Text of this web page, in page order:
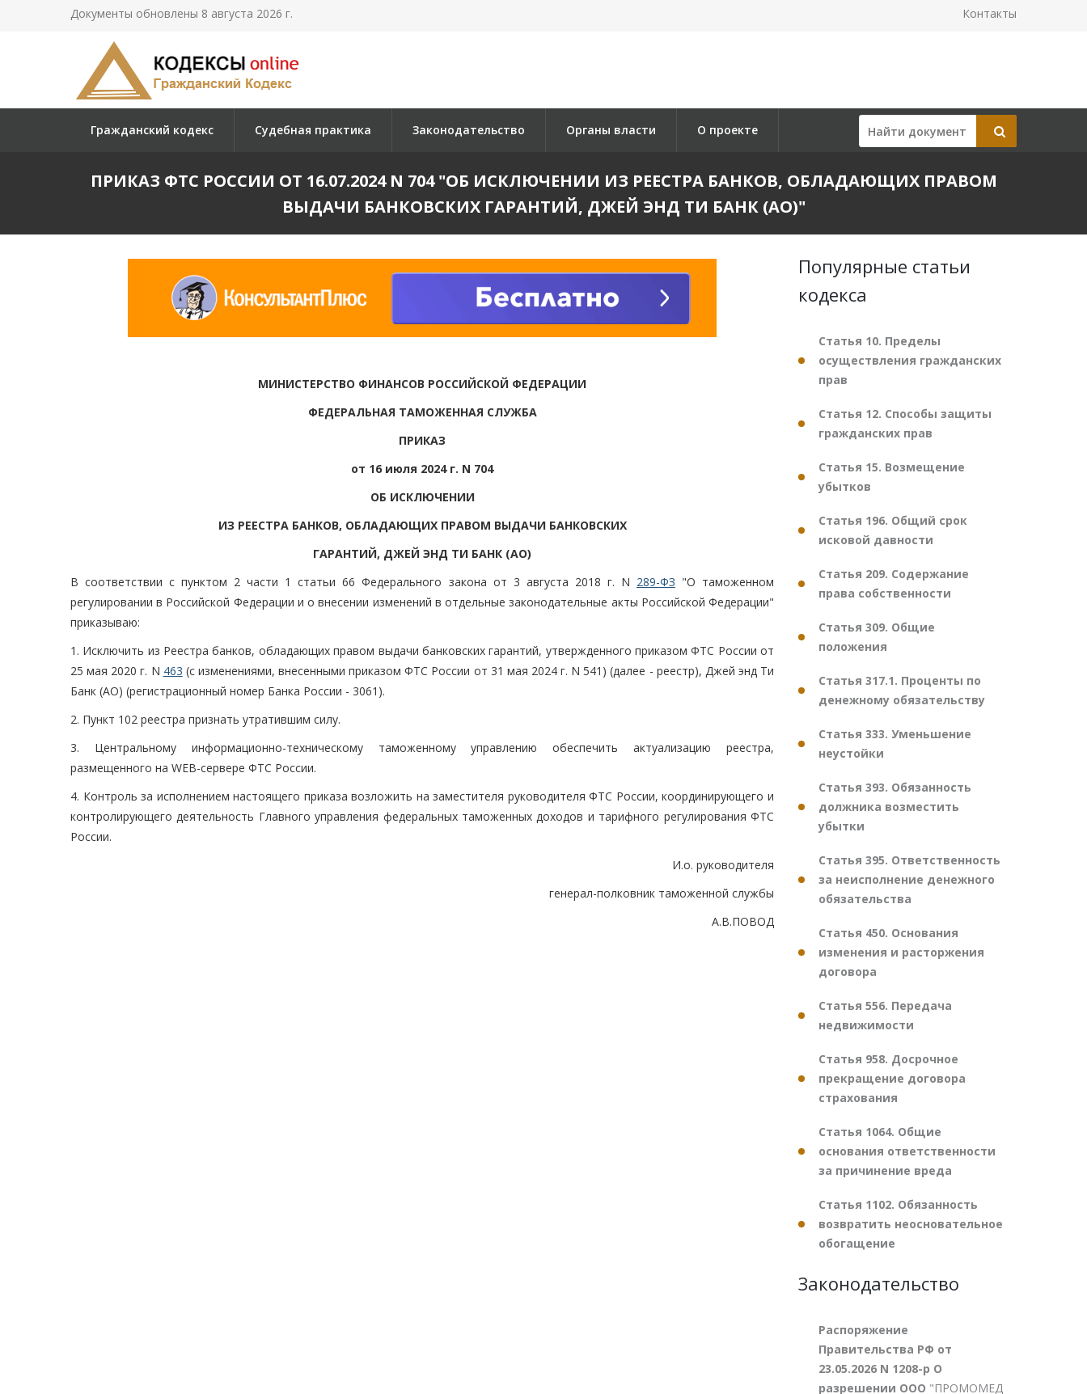
Документы обновлены 8 августа 2026 г. Контакты
Гражданский кодекс Судебная практика Законодательство Органы власти О проекте
ПРИКАЗ ФТС РОССИИ ОТ 16.07.2024 N 704 "ОБ ИСКЛЮЧЕНИИ ИЗ РЕЕСТРА БАНКОВ, ОБЛАДАЮЩИХ ПРАВОМ
ВЫДАЧИ БАНКОВСКИХ ГАРАНТИЙ, ДЖЕЙ ЭНД ТИ БАНК (АО)"
МИНИСТЕРСТВО ФИНАНСОВ РОССИЙСКОЙ ФЕДЕРАЦИИ
ФЕДЕРАЛЬНАЯ ТАМОЖЕННАЯ СЛУЖБА
ПРИКАЗ
от 16 июля 2024 г. N 704
ОБ ИСКЛЮЧЕНИИ
ИЗ РЕЕСТРА БАНКОВ, ОБЛАДАЮЩИХ ПРАВОМ ВЫДАЧИ БАНКОВСКИХ
ГАРАНТИЙ, ДЖЕЙ ЭНД ТИ БАНК (АО)
В соответствии с пунктом 2 части 1 статьи 66 Федерального закона от 3 августа 2018 г. N 289-ФЗ "О таможенном
регулировании в Российской Федерации и о внесении изменений в отдельные законодательные акты Российской Федерации"
приказываю:
1. Исключить из Реестра банков, обладающих правом выдачи банковских гарантий, утвержденного приказом ФТС России от
25 мая 2020 г. N 463 (с изменениями, внесенными приказом ФТС России от 31 мая 2024 г. N 541) (далее - реестр), Джей энд Ти
Банк (АО) (регистрационный номер Банка России - 3061).
2. Пункт 102 реестра признать утратившим силу.
3. Центральному информационно-техническому таможенному управлению обеспечить актуализацию реестра,
размещенного на WEB-сервере ФТС России.
4. Контроль за исполнением настоящего приказа возложить на заместителя руководителя ФТС России, координирующего и
контролирующего деятельность Главного управления федеральных таможенных доходов и тарифного регулирования ФТС
России.
И.о. руководителя
генерал-полковник таможенной службы
А.В.ПОВОД
Популярные статьи
кодекса
Статья 10. Пределы
осуществления гражданских
прав
Статья 12. Способы защиты
гражданских прав
Статья 15. Возмещение
убытков
Статья 196. Общий срок
исковой давности
Статья 209. Содержание
права собственности
Статья 309. Общие
положения
Статья 317.1. Проценты по
денежному обязательству
Статья 333. Уменьшение
неустойки
Статья 393. Обязанность
должника возместить
убытки
Статья 395. Ответственность
за неисполнение денежного
обязательства
Статья 450. Основания
изменения и расторжения
договора
Статья 556. Передача
недвижимости
Статья 958. Досрочное
прекращение договора
страхования
Статья 1064. Общие
основания ответственности
за причинение вреда
Статья 1102. Обязанность
возвратить неосновательное
обогащение
Законодательство
Распоряжение
Правительства РФ от
23.05.2026 N 1208-р О
разрешении ООО "ПРОМОМЕД